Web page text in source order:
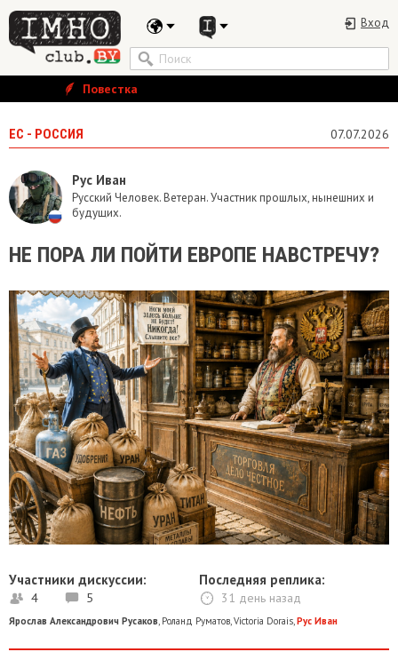
Вход
Повестка
ЕС - РОССИЯ 07.07.2026
Рус Иван
Русский Человек. Ветеран. Участник прошлых, нынешних и
будущих.
НЕ ПОРА ЛИ ПОЙТИ ЕВРОПЕ НАВСТРЕЧУ?
Участники дискуссии:
4 5
Последняя реплика:
31 день назад
Ярослав Александрович Русаков Роланд Руматов Victoria Dorais Рус Иван